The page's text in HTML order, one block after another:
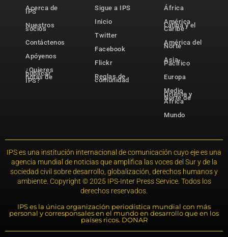
Acerca de
IPS
Nuestros
socios
Contáctenos
Apóyenos
¿Quieres
publicar
notas de
IPS?
Sigue a IPS
Inicio
Twitter
Facebook
Flickr
Reglas de
comunidad
África
América
Latina y el
Caribe
América del
Norte
Asia-
Pacífico
Europa
Medio
Oriente y
Norte de
África
Mundo
IPS es una institución internacional de comunicación cuyo eje es una
agencia mundial de noticias que amplifica las voces del Sur y de la
sociedad civil sobre desarrollo, globalización, derechos humanos y
ambiente. Copyright © 2025 IPS-Inter Press Service. Todos los
derechos reservados.
IPS es la única organización periodística mundial con más
personal y corresponsales en el mundo en desarrollo que en los
países ricos. DONAR